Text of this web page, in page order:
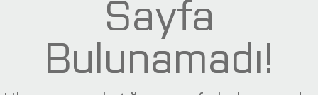
Sayfa
Bulunamadı!